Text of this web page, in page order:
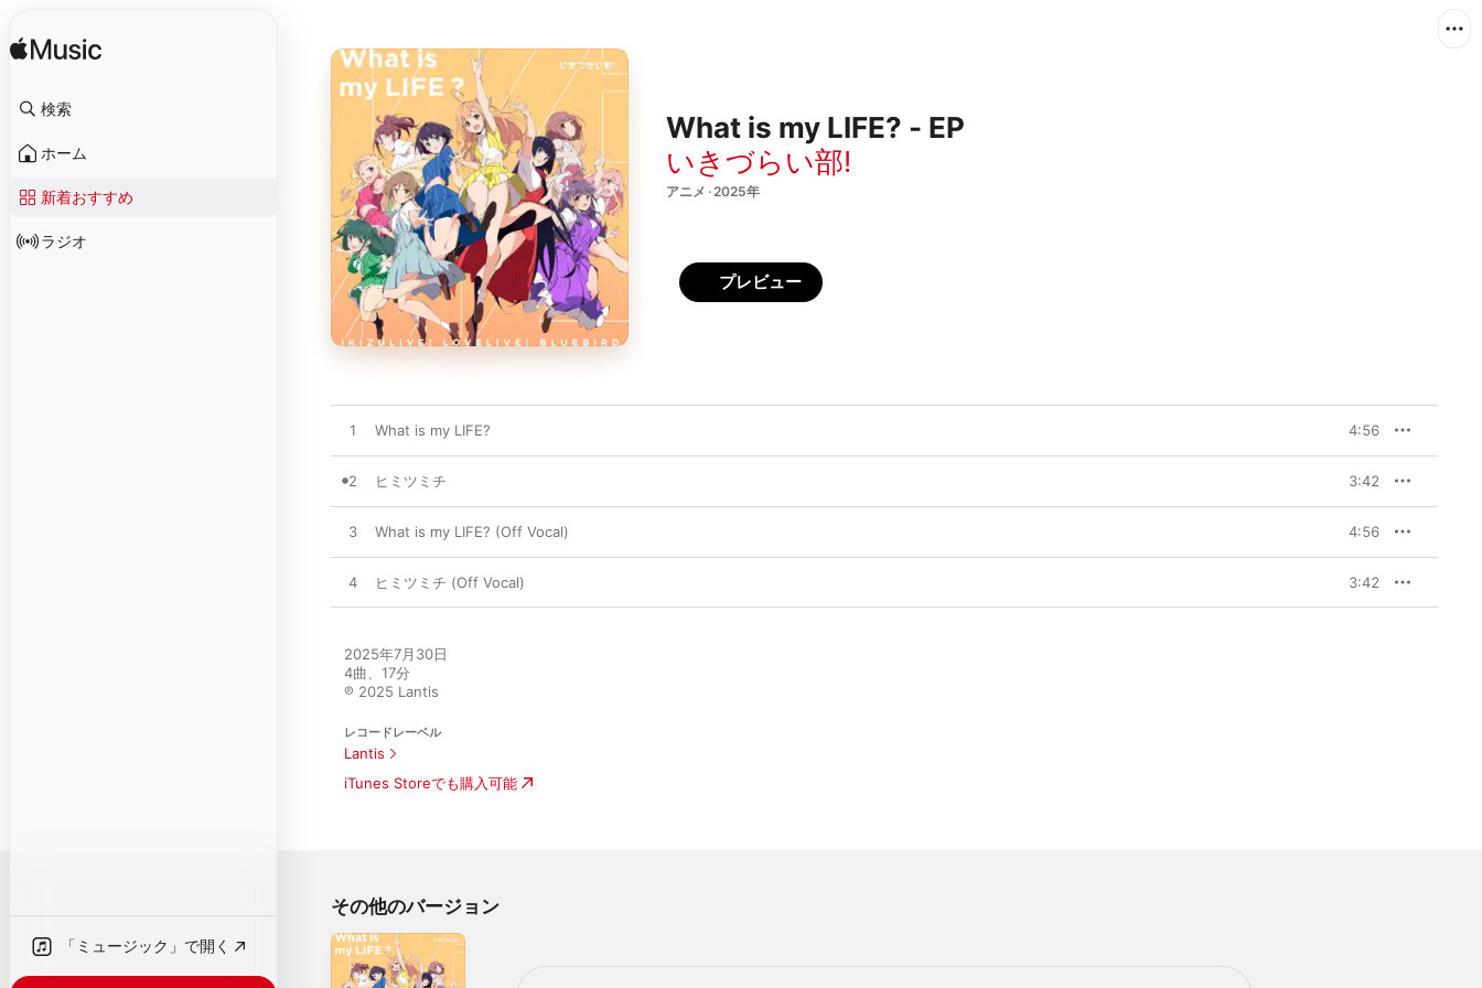
検索
ホーム
新着おすすめ
ラジオ
「ミュージック」で開く
What is my LIFE? - EP
いきづらい部!
アニメ · 2025年
プレビュー
1 What is my LIFE? 4:56
2 ヒミツミチ 3:42
3 What is my LIFE? (Off Vocal) 4:56
4 ヒミツミチ (Off Vocal) 3:42
2025年7月30日
4曲、17分
℗ 2025 Lantis
レコードレーベル
Lantis
iTunes Storeでも購入可能
その他のバージョン